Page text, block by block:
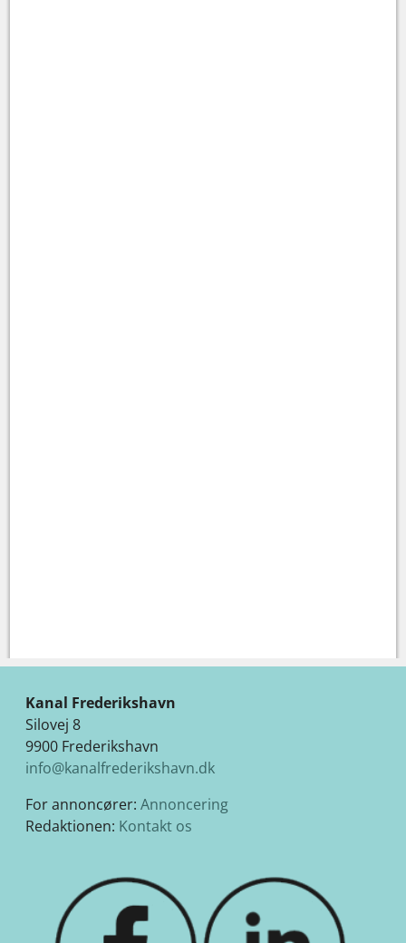
Kanal Frederikshavn
Silovej 8
9900 Frederikshavn
info@kanalfrederikshavn.dk
For annoncører: Annoncering
Redaktionen: Kontakt os